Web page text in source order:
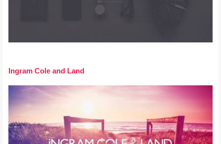
Ingram Cole and Land